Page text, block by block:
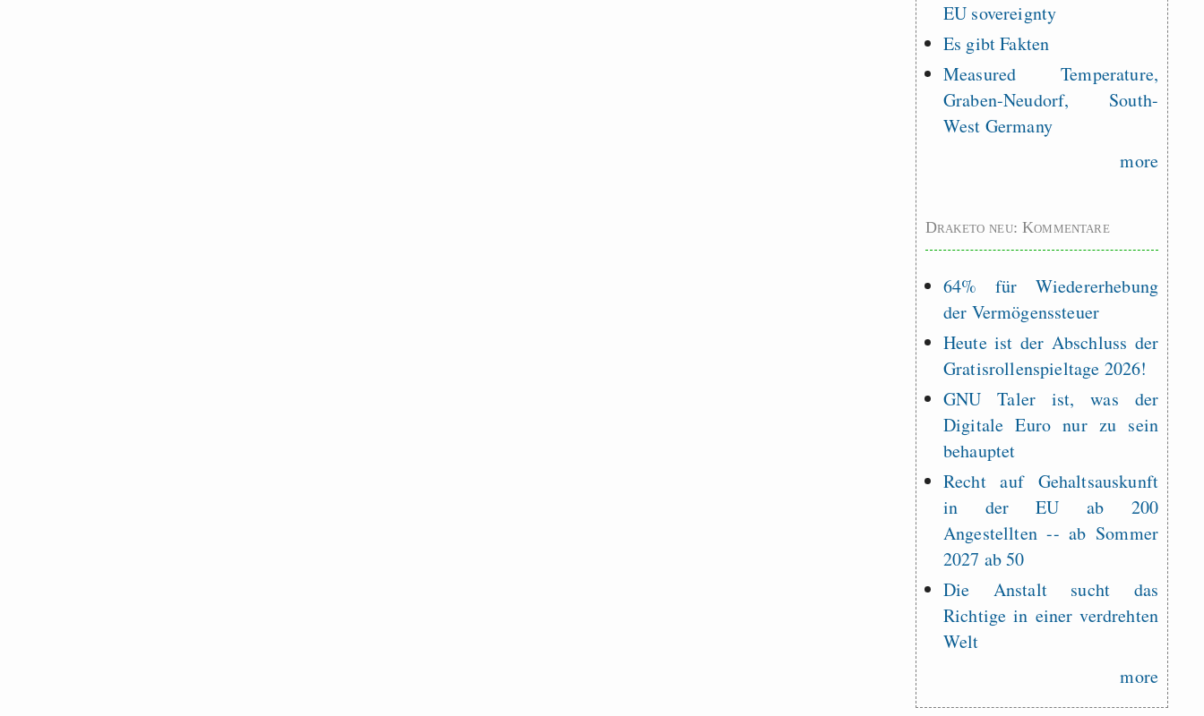
EU sovereignty
Es gibt Fakten
Measured Temperature,
Graben-Neudorf, South-
West Germany
more
Draketo neu: Kommentare
64% für Wiedererhebung
der Vermögenssteuer
Heute ist der Abschluss der
Gratisrollenspieltage 2026!
GNU Taler ist, was der
Digitale Euro nur zu sein
behauptet
Recht auf Gehaltsauskunft
in der EU ab 200
Angestellten -- ab Sommer
2027 ab 50
Die Anstalt sucht das
Richtige in einer verdrehten
Welt
more